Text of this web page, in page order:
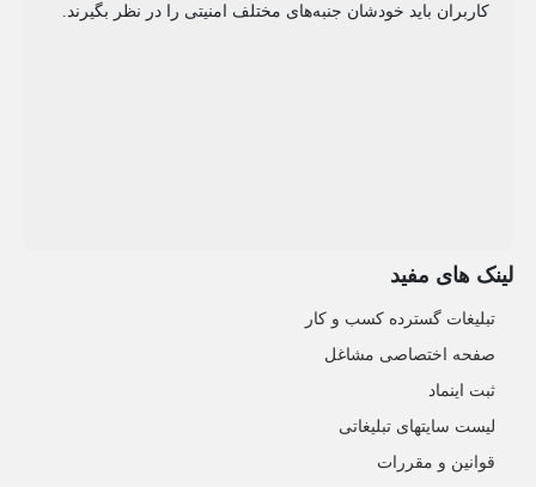
کاربران باید خودشان جنبه‌های مختلف امنیتی را در نظر بگیرند.
لینک های مفید
تبلیغات گسترده کسب و کار
صفحه اختصاصی مشاغل
ثبت اینماد
لیست سایتهای تبلیغاتی
قوانین و مقررات